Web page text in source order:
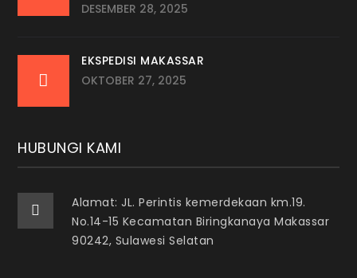
DESEMBER 28, 2025
EKSPEDISI MAKASSAR
OKTOBER 27, 2025
HUBUNGI KAMI
Alamat: JL. Perintis kemerdekaan km.19.
No.14-15 Kecamatan Biringkanaya Makassar
90242, Sulawesi Selatan